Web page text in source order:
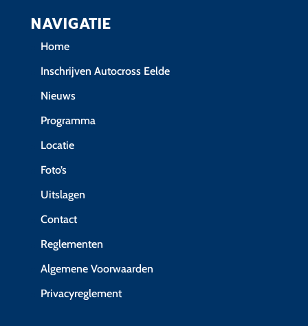
NAVIGATIE
Home
Inschrijven Autocross Eelde
Nieuws
Programma
Locatie
Foto’s
Uitslagen
Contact
Reglementen
Algemene Voorwaarden
Privacyreglement